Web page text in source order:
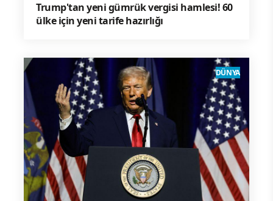
Trump'tan yeni gümrük vergisi hamlesi! 60
ülke için yeni tarife hazırlığı
DÜNYA